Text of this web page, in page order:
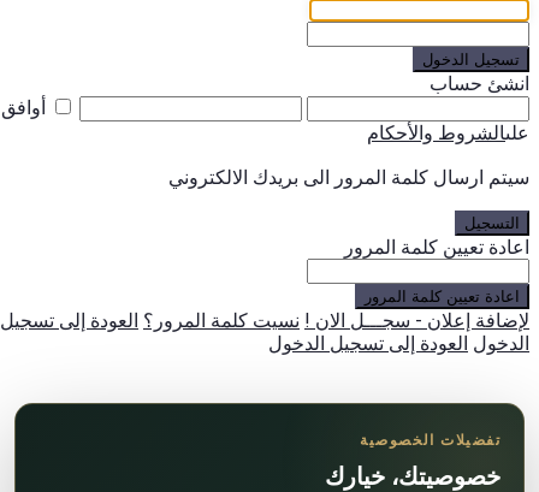
تفضيلات الخصوصية
خصوصيتك، خيارك
تسجيل الدخول
انشئ حساب
أوافق
علىالشروط والأحكام
سيتم ارسال كلمة المرور الى بريدك الالكتروني
التسجيل
اعادة تعيين كلمة المرور
اعادة تعيين كلمة المرور
لإضافة إعلان - سجـــل الان ! نسيت كلمة المرور؟ العودة إلى تسجيل
الدخول العودة إلى تسجيل الدخول